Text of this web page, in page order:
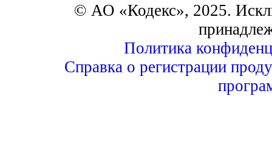
© АО «Кодекс», 2025.
Политика
Справка о регистрации